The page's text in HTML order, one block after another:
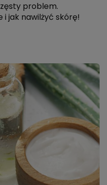
problem.
i jak nawilżyć skórę!